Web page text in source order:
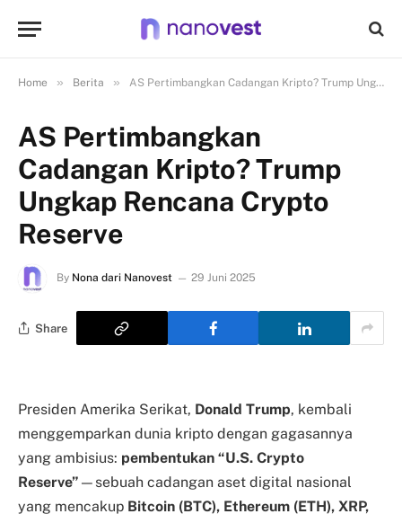
Home » Berita » AS Pertimbangkan Cadangan Kripto? Trump Ungkap Rencana Crypto Reserve
AS Pertimbangkan
Cadangan Kripto? Trump
Ungkap Rencana Crypto
Reserve
By Nona dari Nanovest 29 Juni 2025
Share
Presiden Amerika Serikat, Donald Trump, kembali
menggemparkan dunia kripto dengan gagasannya
yang ambisius: pembentukan “U.S. Crypto
Reserve” —sebuah cadangan aset digital nasional
yang mencakup Bitcoin (BTC), Ethereum (ETH), XRP,